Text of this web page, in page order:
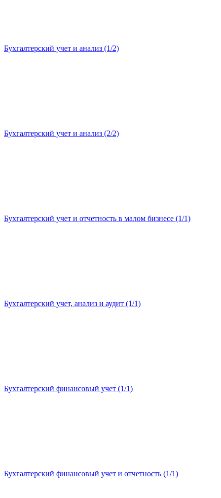
Бухгалтерский учет и анализ (1/2)
Бухгалтерский учет и анализ (2/2)
Бухгалтерский учет и отчетность в малом бизнесе (1/1)
Бухгалтерский учет, анализ и аудит (1/1)
Бухгалтерский финансовый учет (1/1)
Бухгалтерский финансовый учет и отчетность (1/1)